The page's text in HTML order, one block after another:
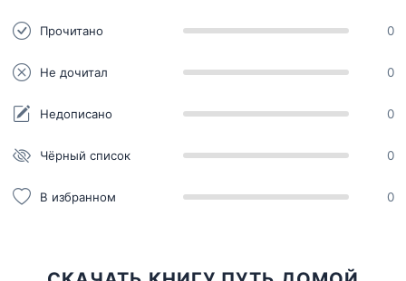
Прочитано 0
Не дочитал 0
Недописано 0
Чёрный список 0
В избранном 0